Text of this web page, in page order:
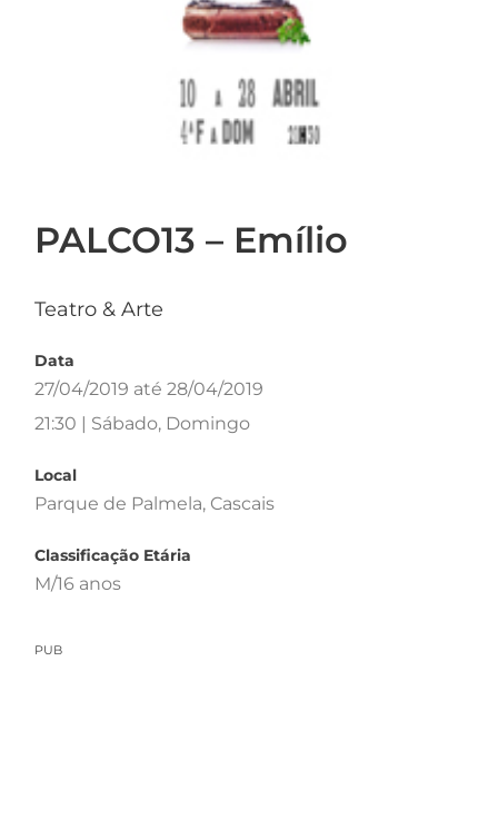
PALCO13 – Emílio
Teatro & Arte
Data
27/04/2019 até 28/04/2019
21:30 | Sábado, Domingo
Local
Parque de Palmela, Cascais
Classificação Etária
M/16 anos
PUB